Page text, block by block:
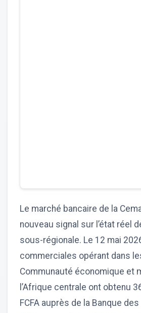
Le marché bancaire de la
nouveau signal sur l’état réel
sous-régionale. Le 12 mai
commerciales opérant dans
Communauté économique et
l’Afrique centrale ont obtenu
FCFA auprès de la Banque